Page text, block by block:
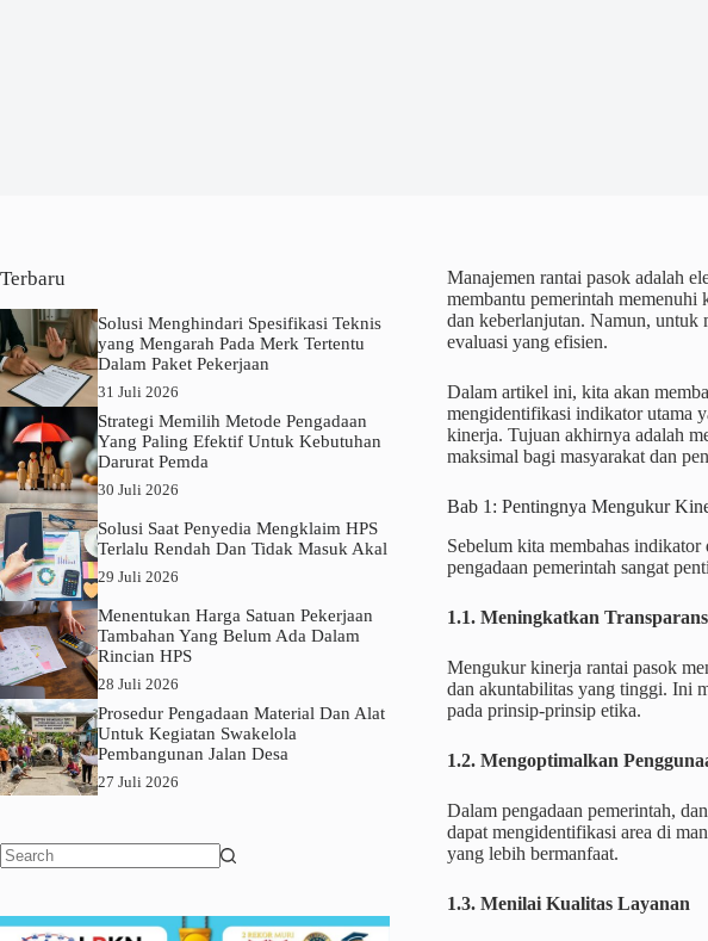
Manajemen rantai pasok adalah
membantu pemerintah memenuhi
dan keberlanjutan. Namun,
evaluasi yang efisien.
Dalam artikel ini, kita akan
mengidentifikasi indikator utama
kinerja. Tujuan akhirnya adalah
maksimal bagi masyarakat dan
Bab 1: Pentingnya Mengukur
Sebelum kita membahas
pengadaan pemerintah sangat
1.1. Meningkatkan
Mengukur kinerja rantai pasok
dan akuntabilitas yang tinggi. Ini
pada prinsip-prinsip etika.
1.2. Mengoptimalkan
Dalam pengadaan pemerintah,
dapat mengidentifikasi area di
yang lebih bermanfaat.
1.3. Menilai Kualitas Layanan
Terbaru
Solusi Menghindari Spesifikasi Teknis
yang Mengarah Pada Merk Tertentu
Dalam Paket Pekerjaan
31 Juli 2026
Strategi Memilih Metode Pengadaan
Yang Paling Efektif Untuk Kebutuhan
Darurat Pemda
30 Juli 2026
Solusi Saat Penyedia Mengklaim HPS
Terlalu Rendah Dan Tidak Masuk Akal
29 Juli 2026
Menentukan Harga Satuan Pekerjaan
Tambahan Yang Belum Ada Dalam
Rincian HPS
28 Juli 2026
Prosedur Pengadaan Material Dan Alat
Untuk Kegiatan Swakelola
Pembangunan Jalan Desa
27 Juli 2026